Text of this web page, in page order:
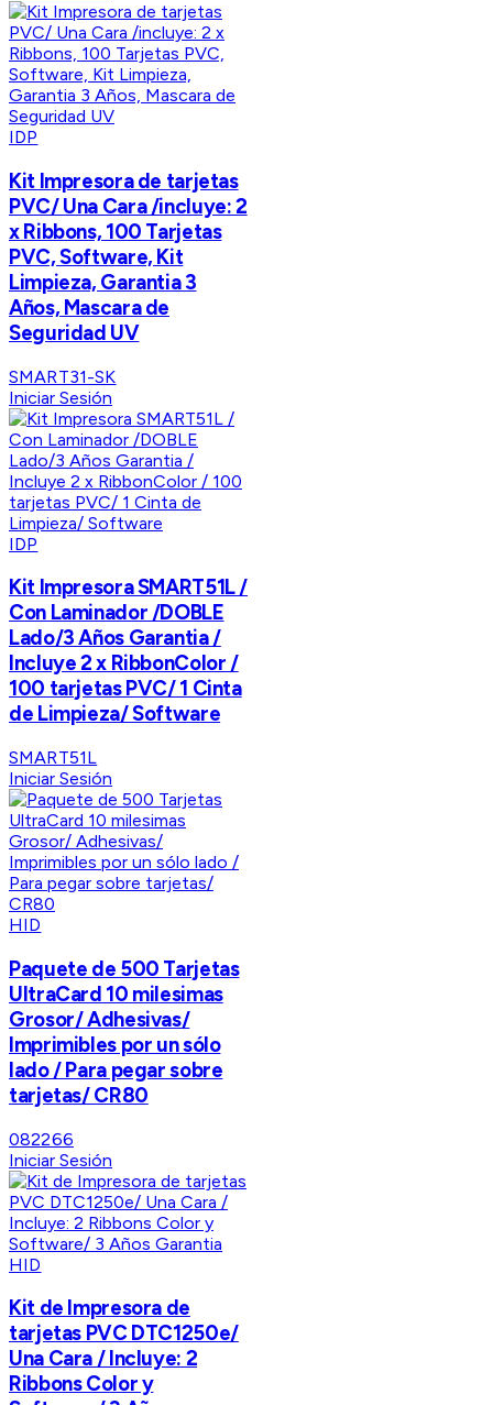
IDP
Kit Impresora de tarjetas
PVC/ Una Cara /incluye: 2
x Ribbons, 100 Tarjetas
PVC, Software, Kit
Limpieza, Garantia 3
Años, Mascara de
Seguridad UV
SMART31-SK
Iniciar Sesión
IDP
Kit Impresora SMART51L /
Con Laminador /DOBLE
Lado/3 Años Garantia /
Incluye 2 x RibbonColor /
100 tarjetas PVC/ 1 Cinta
de Limpieza/ Software
SMART51L
Iniciar Sesión
HID
Paquete de 500 Tarjetas
UltraCard 10 milesimas
Grosor/ Adhesivas/
Imprimibles por un sólo
lado / Para pegar sobre
tarjetas/ CR80
082266
Iniciar Sesión
HID
Kit de Impresora de
tarjetas PVC DTC1250e/
Una Cara / Incluye: 2
Ribbons Color y